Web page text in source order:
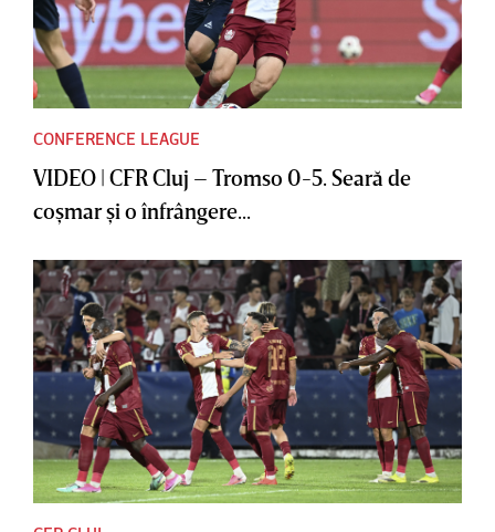
CONFERENCE LEAGUE
VIDEO | CFR Cluj – Tromso 0-5. Seară de
coşmar şi o înfrângere...